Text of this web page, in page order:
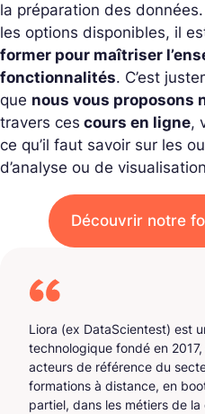
la préparation des
les options disponibles, il
former pour maîtriser
fonctionnalités. C’est
que nous vous proposons
travers ces cours en ligne,
ce qu’il faut savoir sur les
d’analyse ou de
Découvrir notre
Liora (ex DataScientest) est
technologique fondé en
acteurs de référence du
formations à distance, en
partiel, dans les métiers de